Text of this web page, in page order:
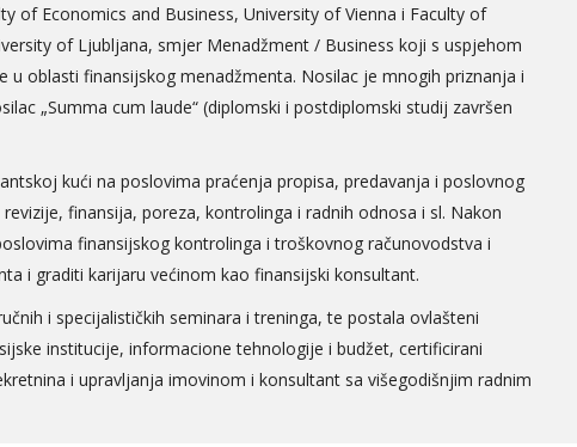
of Economics and Business, University of Vienna i Faculty of
of Ljubljana, smjer Menadžment / Business koji s uspjehom
u oblasti finansijskog menadžmenta. Nosilac je mnogih priznanja i
„Summa cum laude“ (diplomski i postdiplomski studij završen
kući na poslovima praćenja propisa, predavanja i poslovnog
finansija, poreza, kontrolinga i radnih odnosa i sl. Nakon
finansijskog kontrolinga i troškovnog računovodstva i
i graditi karijaru većinom kao finansijski konsultant.
i specijalističkih seminara i treninga, te postala ovlašteni
institucije, informacione tehnologije i budžet, certificirani
i upravljanja imovinom i konsultant sa višegodišnjim radnim